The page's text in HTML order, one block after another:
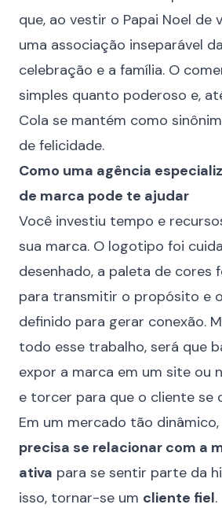
que, ao vestir o Papai Noel de
uma associação inseparável
celebração e a família. O
simples quanto poderoso e,
Cola se mantém como
de felicidade.
Como uma agência
de marca pode te ajudar
Você investiu tempo e
sua marca. O logotipo foi
desenhado, a paleta de cores
para transmitir o propósito e
definido para gerar conexão.
todo esse trabalho, será que
expor a marca em um site ou
e torcer para que o cliente se
Em um mercado tão dinâmico,
precisa se relacionar com a
ativa para se sentir parte da
isso, tornar-se um cliente fiel.